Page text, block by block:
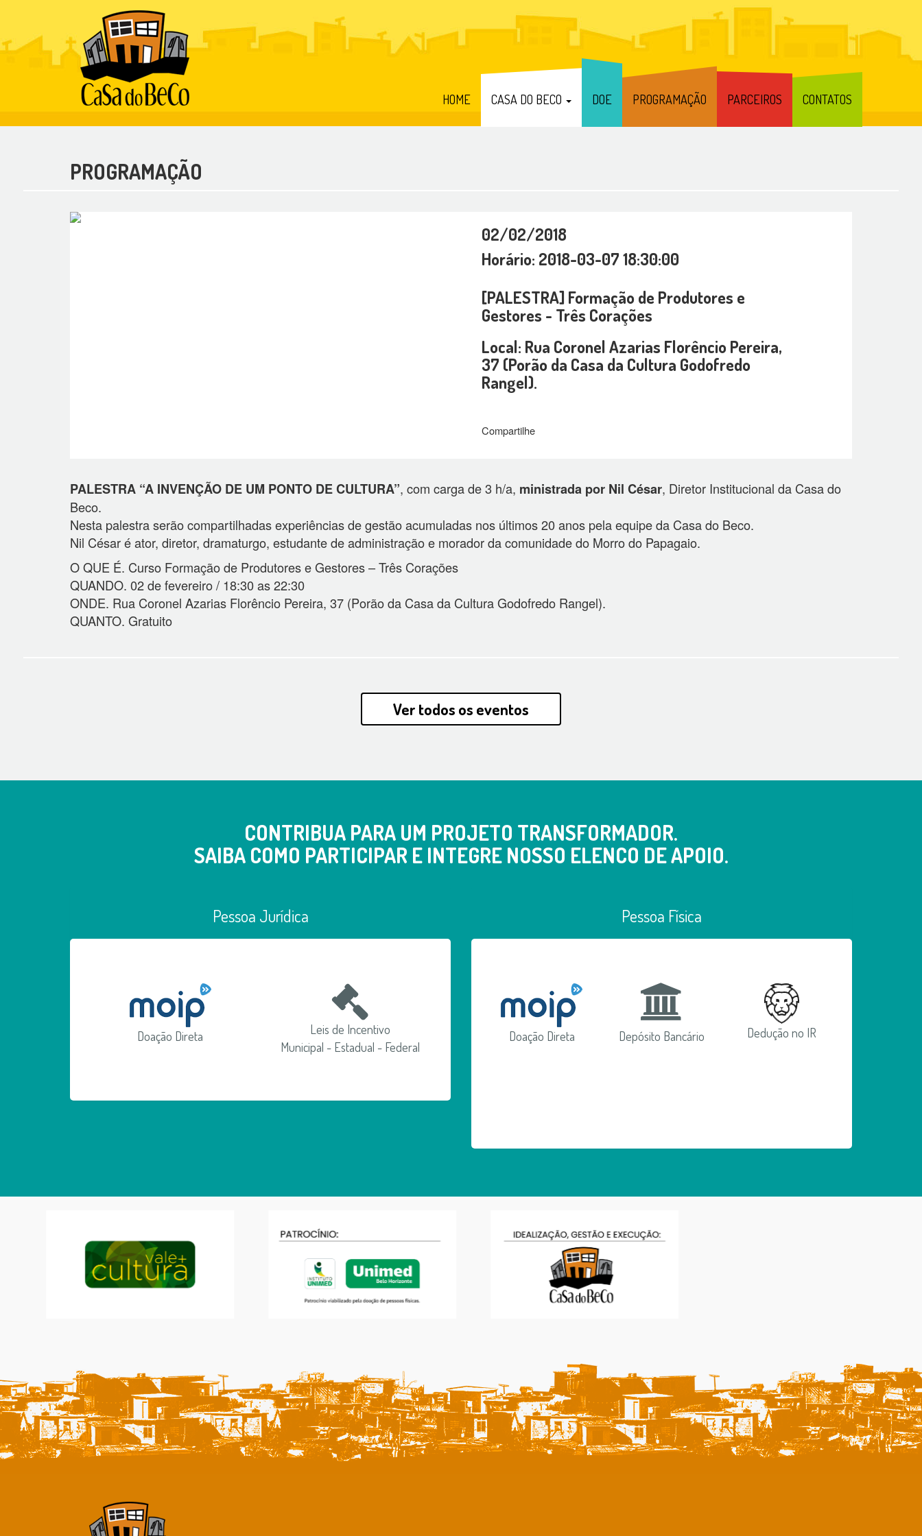
HOME CASA DO BECO DOE PROGRAMAÇÃO PARCEIROS CONTATOS
PROGRAMAÇÃO
02/02/2018
Horário: 2018-03-07 18:30:00
[PALESTRA] Formação de Produtores e
Gestores - Três Corações
Local: Rua Coronel Azarias Florêncio Pereira,
37 (Porão da Casa da Cultura Godofredo
Rangel).
Compartilhe
PALESTRA “A INVENÇÃO DE UM PONTO DE CULTURA”, com carga de 3 h/a, ministrada por Nil César, Diretor Institucional da Casa do
Beco.
Nesta palestra serão compartilhadas experiências de gestão acumuladas nos últimos 20 anos pela equipe da Casa do Beco.
Nil César é ator, diretor, dramaturgo, estudante de administração e morador da comunidade do Morro do Papagaio.
O QUE É. Curso Formação de Produtores e Gestores – Três Corações
QUANDO. 02 de fevereiro / 18:30 as 22:30
ONDE. Rua Coronel Azarias Florêncio Pereira, 37 (Porão da Casa da Cultura Godofredo Rangel).
QUANTO. Gratuito
Ver todos os eventos
CONTRIBUA PARA UM PROJETO TRANSFORMADOR.
SAIBA COMO PARTICIPAR E INTEGRE NOSSO ELENCO DE APOIO.
Pessoa Jurídica
Doação Direta
Leis de Incentivo
Municipal - Estadual - Federal
Pessoa Física
Doação Direta Depósito Bancário Dedução no IR